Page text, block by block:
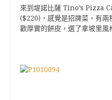
來到堤諾比薩 Tino’s Pizza
($220) ，感覺是招牌菜，有
歡厚實的餅皮，選了拿坡里風